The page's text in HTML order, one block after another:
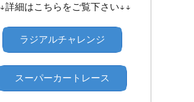
詳細はこちらをご覧下さい↓↓
ラジアルチャレンジ
スーパーカートレース